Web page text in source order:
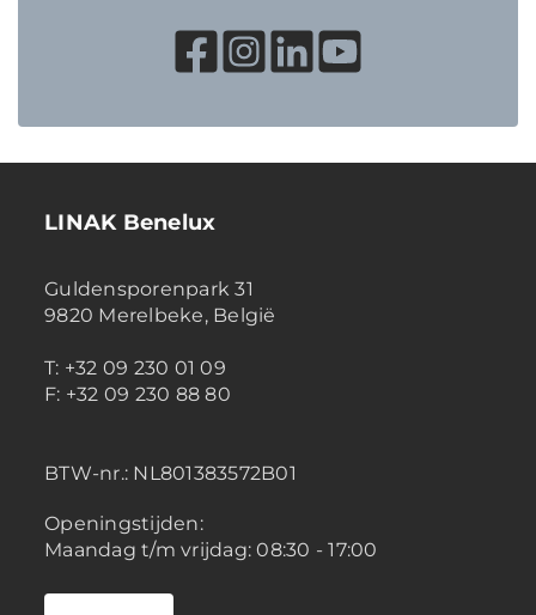
LINAK Benelux
Guldensporenpark 31
9820 Merelbeke, België
T: +32 09 230 01 09
F: +32 09 230 88 80
BTW-nr.: NL801383572B01
Openingstijden:
Maandag t/m vrijdag: 08:30 - 17:00